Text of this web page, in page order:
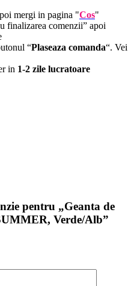
mergi in pagina "Cos"
finalizarea comenzii” apoi
“Plaseaza comanda“. Vei
in 1-2 zile lucratoare
pentru „Geanta de
Verde/Alb”